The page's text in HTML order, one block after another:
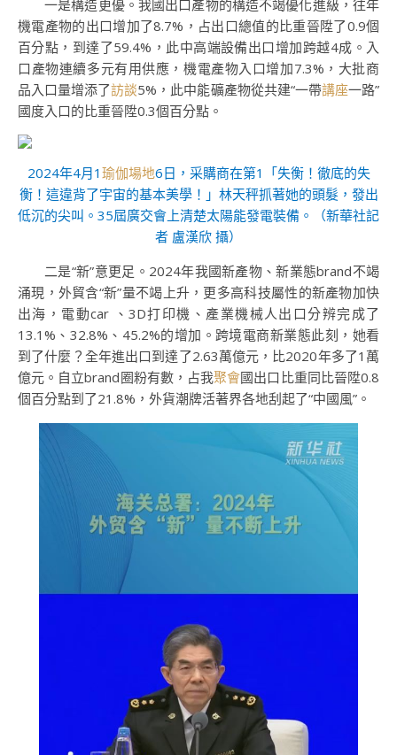
一是構造更優。我國出口產物的構造不竭優化進級，往年
機電產物的出口增加了8.7%，占出口總值的比重晉陞了0.9個
百分點，到達了59.4%，此中高端設備出口增加跨越4成。入
口產物連續多元有用供應，機電產物入口增加7.3%，大批商
品入口量增添了訪談5%，此中能礦產物從共建“一帶講座一路”
國度入口的比重晉陞0.3個百分點。
2024年4月1 瑜伽場地6日，采購商在第1「失衡！徹底的失
衡！這違背了宇宙的基本美學！」林天秤抓著她的頭髮，發出
低沉的尖叫。35屆廣交會上清楚太陽能發電裝備。（新華社記
者 盧漢欣 攝）
二是“新”意更足。2024年我國新產物、新業態brand不竭
涌現，外貿含“新”量不竭上升，更多高科技屬性的新產物加快
出海，電動car 、3D打印機、產業機械人出口分辨完成了
13.1%、32.8%、45.2%的增加。跨境電商新業態此刻，她看
到了什麼？全年進出口到達了2.63萬億元，比2020年多了1萬
億元。自立brand圈粉有數，占我聚會國出口比重同比晉陞0.8
個百分點到了21.8%，外貨潮牌活著界各地刮起了“中國風”。